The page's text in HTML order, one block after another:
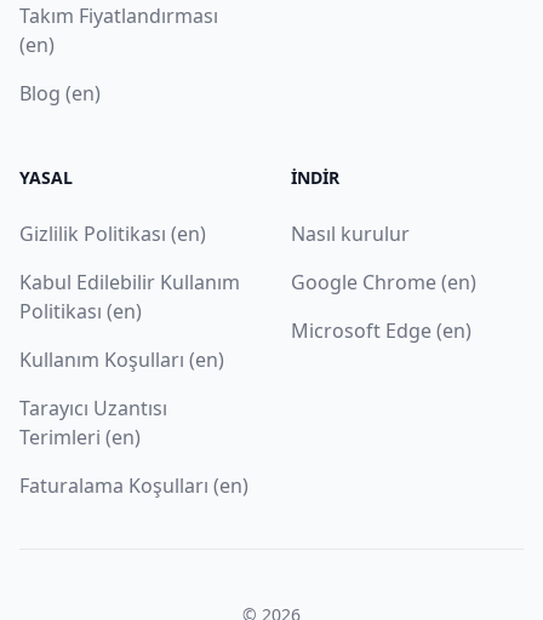
Takım Fiyatlandırması
(en)
Blog (en)
YASAL
Gizlilik Politikası (en)
Kabul Edilebilir Kullanım
Politikası (en)
Kullanım Koşulları (en)
Tarayıcı Uzantısı
Terimleri (en)
Faturalama Koşulları (en)
İNDIR
Nasıl kurulur
Google Chrome (en)
Microsoft Edge (en)
© 2026